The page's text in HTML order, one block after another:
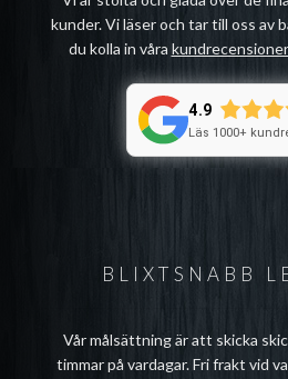
BLIXTSNABB
Vår målsättning är att skicka
timmar på vardagar. Fri frakt vid
kunder. Vi läser och tar till oss av
du kolla in våra
4.9
Läs 1000+